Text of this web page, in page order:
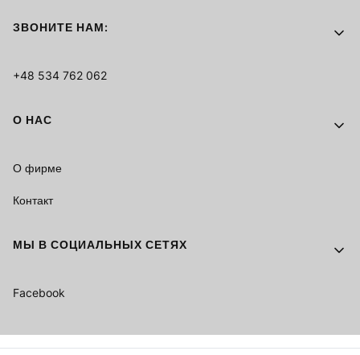
ЗВОНИТЕ НАМ:
+48 534 762 062
О НАС
О фирме
Контакт
МЫ В СОЦИАЛЬНЫХ СЕТЯХ
Facebook